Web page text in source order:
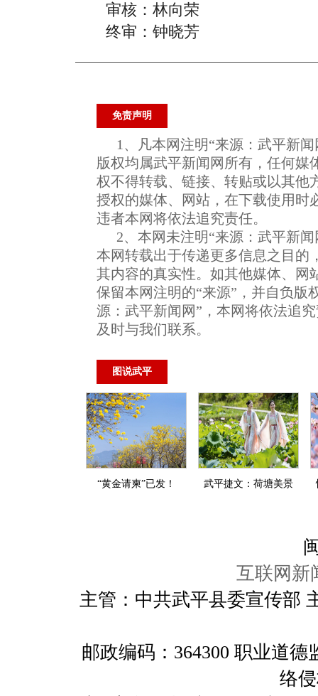
审核：林向荣
终审：钟晓芳
免责声明
1、凡本网注明“来源：武平新
版权均属武平新闻网所有，任何媒
权不得转载、链接、转贴或以其他
授权的媒体、网站，在下载使用时
违者本网将依法追究责任。
2、本网未注明“来源：武平新
本网转载出于传递更多信息之目的
其内容的真实性。如其他媒体、网
保留本网注明的“来源”，并自负版
源：武平新闻网”，本网将依法追
及时与我们联系。
图说武平
“黄金请柬”已发！ 武平捷文：荷塘美景
互联网新
主管：中共武平县委宣传部
邮政编码：364300 职业道
络